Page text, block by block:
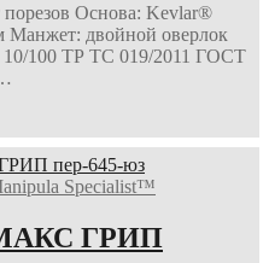
Основа: Kevlar®
Манжет: двойной оверлок
10/100 ТР ТС 019/2011 ГОСТ
Specialist™
ГРИП